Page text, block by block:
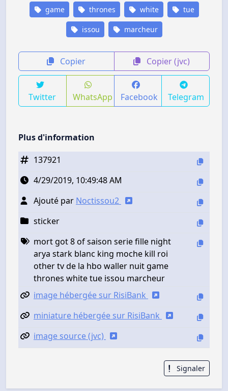
game thrones white tue
issou marcheur
Copier Copier (jvc)
Twitter WhatsApp Facebook Telegram
Plus d'information
137921
4/29/2019, 10:49:48 AM
Ajouté par Noctissou2
sticker
mort got 8 of saison serie fille night
arya stark blanc king moche kill roi
other tv de la hbo waller nuit game
thrones white tue issou marcheur
image hébergée sur RisiBank
miniature hébergée sur RisiBank
image source (jvc)
Signaler